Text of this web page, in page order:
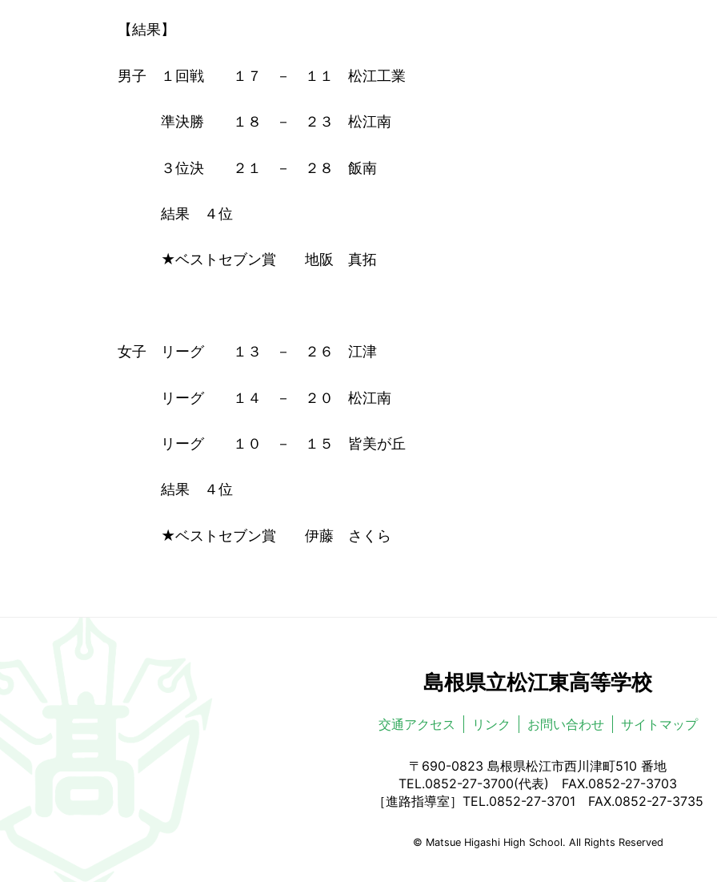
【結果】
男子 １回戦 １７ － １１ 松江工業
準決勝 １８ － ２３ 松江南
３位決 ２１ － ２８ 飯南
結果 ４位
★ベストセブン賞 地阪 真拓
女子 リーグ １３ － ２６ 江津
リーグ １４ － ２０ 松江南
リーグ １０ － １５ 皆美が丘
結果 ４位
★ベストセブン賞 伊藤 さくら
島根県立松江東高等学校
交通アクセス リンク お問い合わせ サイトマップ
〒690-0823 島根県松江市西川津町510 番地
TEL.0852-27-3700(代表) FAX.0852-27-3703
［進路指導室］TEL.0852-27-3701 FAX.0852-27-3735
© Matsue Higashi High School. All Rights Reserved